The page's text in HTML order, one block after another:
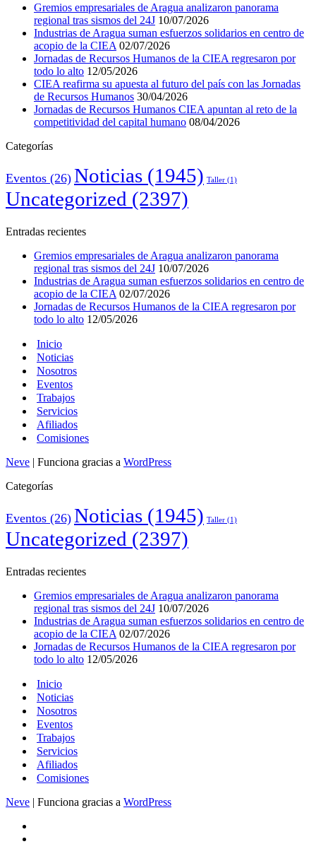
Gremios empresariales de Aragua analizaron panorama
regional tras sismos del 24J 10/07/2026
Industrias de Aragua suman esfuerzos solidarios en centro de
acopio de la CIEA 02/07/2026
Jornadas de Recursos Humanos de la CIEA regresaron por
todo lo alto 12/05/2026
CIEA reafirma su apuesta al futuro del país con las Jornadas
de Recursos Humanos 30/04/2026
Jornadas de Recursos Humanos CIEA apuntan al reto de la
competitividad del capital humano 08/04/2026
Categorías
Eventos (26) Noticias (1945) Taller (1)
Uncategorized (2397)
Entradas recientes
Gremios empresariales de Aragua analizaron panorama
regional tras sismos del 24J 10/07/2026
Industrias de Aragua suman esfuerzos solidarios en centro de
acopio de la CIEA 02/07/2026
Jornadas de Recursos Humanos de la CIEA regresaron por
todo lo alto 12/05/2026
Inicio
Noticias
Nosotros
Eventos
Trabajos
Servicios
Afiliados
Comisiones
Neve | Funciona gracias a WordPress
Categorías
Eventos (26) Noticias (1945) Taller (1)
Uncategorized (2397)
Entradas recientes
Gremios empresariales de Aragua analizaron panorama
regional tras sismos del 24J 10/07/2026
Industrias de Aragua suman esfuerzos solidarios en centro de
acopio de la CIEA 02/07/2026
Jornadas de Recursos Humanos de la CIEA regresaron por
todo lo alto 12/05/2026
Inicio
Noticias
Nosotros
Eventos
Trabajos
Servicios
Afiliados
Comisiones
Neve | Funciona gracias a WordPress